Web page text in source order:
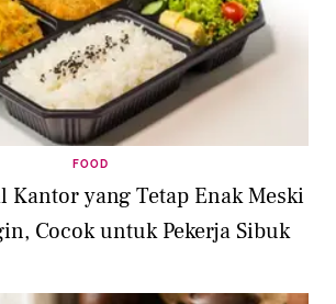
FOOD
Kantor yang Tetap Enak Meski
Cocok untuk Pekerja Sibuk